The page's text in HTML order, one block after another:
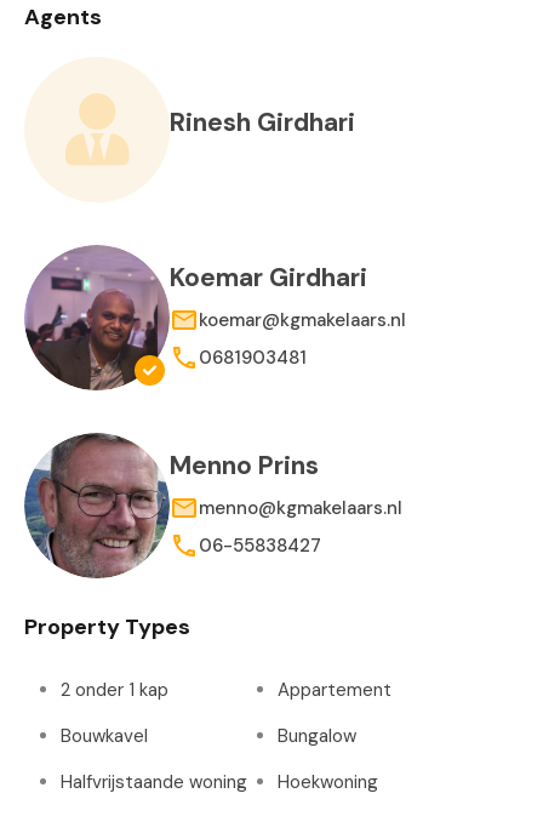
Agents
Rinesh Girdhari
Koemar Girdhari
koemar@kgmakelaars.nl
0681903481
Menno Prins
menno@kgmakelaars.nl
06-55838427
Property Types
2 onder 1 kap
Appartement
Bouwkavel
Bungalow
Halfvrijstaande woning
Hoekwoning